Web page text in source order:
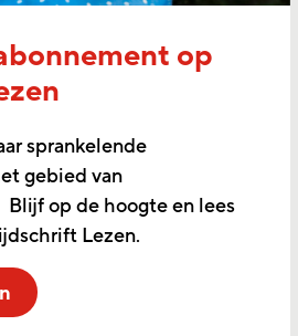
op
sprankelende
gebied van
op de hoogte en lees
Lezen.